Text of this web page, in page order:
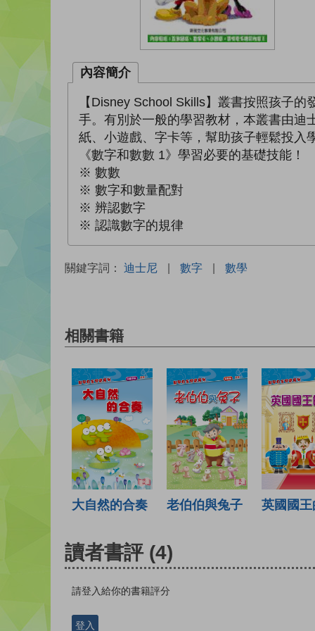
內容簡介
【Disney School Skills】叢書按照孩子
手。有別於一般的學習教材，本叢書由迪
紙、小遊戲、字卡等，幫助孩子輕鬆投入
《數字和數數 1》學習必要的基礎技能！
※ 數數
※ 數字和數量配對
※ 辨認數字
※ 認識數字的規律
關鍵字詞： 迪士尼 | 數字 | 數學
相關書籍
大自然的合奏 老伯伯與兔子 英國國王
讀者書評 (4)
請登入給你的書籍評分
登入